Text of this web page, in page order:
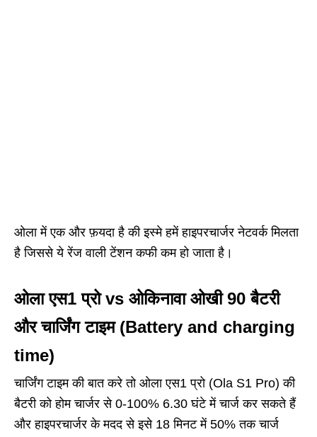
ओला में एक और फ़यदा है की इस्मे हमें हाइपरचार्जर नेटवर्क मिलता
है जिससे ये रेंज वाली टेंशन कफी कम हो जाता है।
ओला एस1 प्रो vs ओकिनावा ओखी 90 बैटरी
और चार्जिंग टाइम (Battery and charging
time)
चार्जिंग टाइम की बात करे तो ओला एस1 प्रो (Ola S1 Pro) की
बैटरी को होम चार्जर से 0-100% 6.30 घंटे में चार्ज कर सकते हैं
और हाइपरचार्जर के मदद से इसे 18 मिनट में 50% तक चार्ज